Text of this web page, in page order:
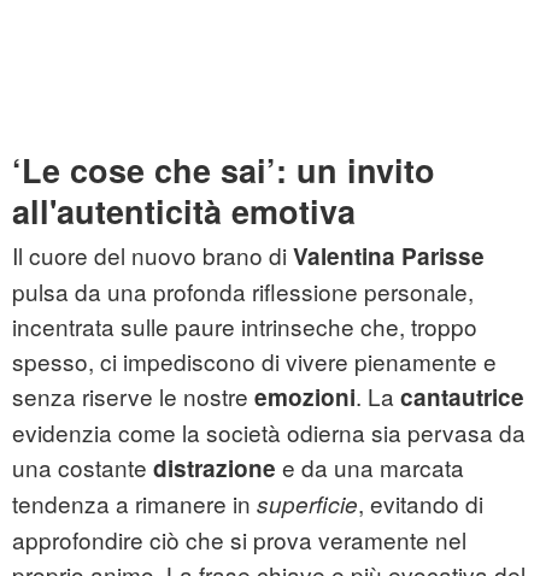
‘Le cose che sai’: un invito
all'autenticità emotiva
Il cuore del nuovo brano di Valentina Parisse
pulsa da una profonda riflessione personale,
incentrata sulle paure intrinseche che, troppo
spesso, ci impediscono di vivere pienamente e
senza riserve le nostre emozioni. La cantautrice
evidenzia come la società odierna sia pervasa da
una costante distrazione e da una marcata
tendenza a rimanere in superficie, evitando di
approfondire ciò che si prova veramente nel